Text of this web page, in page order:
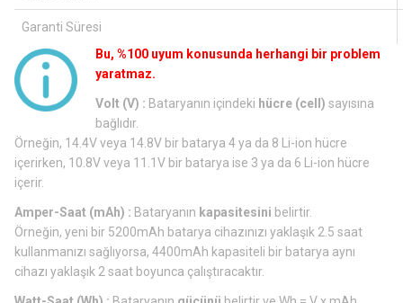
Garanti Süresi
Bu, %100 uyum konusunda herhangi bir problem
yaratmaz.
Volt (V) : Bataryanın içindeki hücre (cell) sayısına
bağlıdır.
Örneğin, 14.4V veya 14.8V bir batarya 4 ya da 8 Li-ion hücre
içerirken, 10.8V veya 11.1V bir batarya ise 3 ya da 6 Li-ion hücre
içerir.
Amper-Saat (mAh) : Bataryanın kapasitesini belirtir.
Örneğin, yeni bir 5200mAh batarya cihazınızı yaklaşık 2.5 saat
kullanmanızı sağlıyorsa, 4400mAh kapasiteli bir batarya aynı
cihazı yaklaşık 2 saat boyunca çalıştıracaktır.